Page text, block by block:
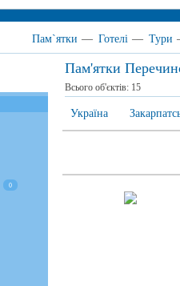
Пам`ятки — Готелі — Тури
Пам'ятки
Всього об'єктів: 15
Україна
0